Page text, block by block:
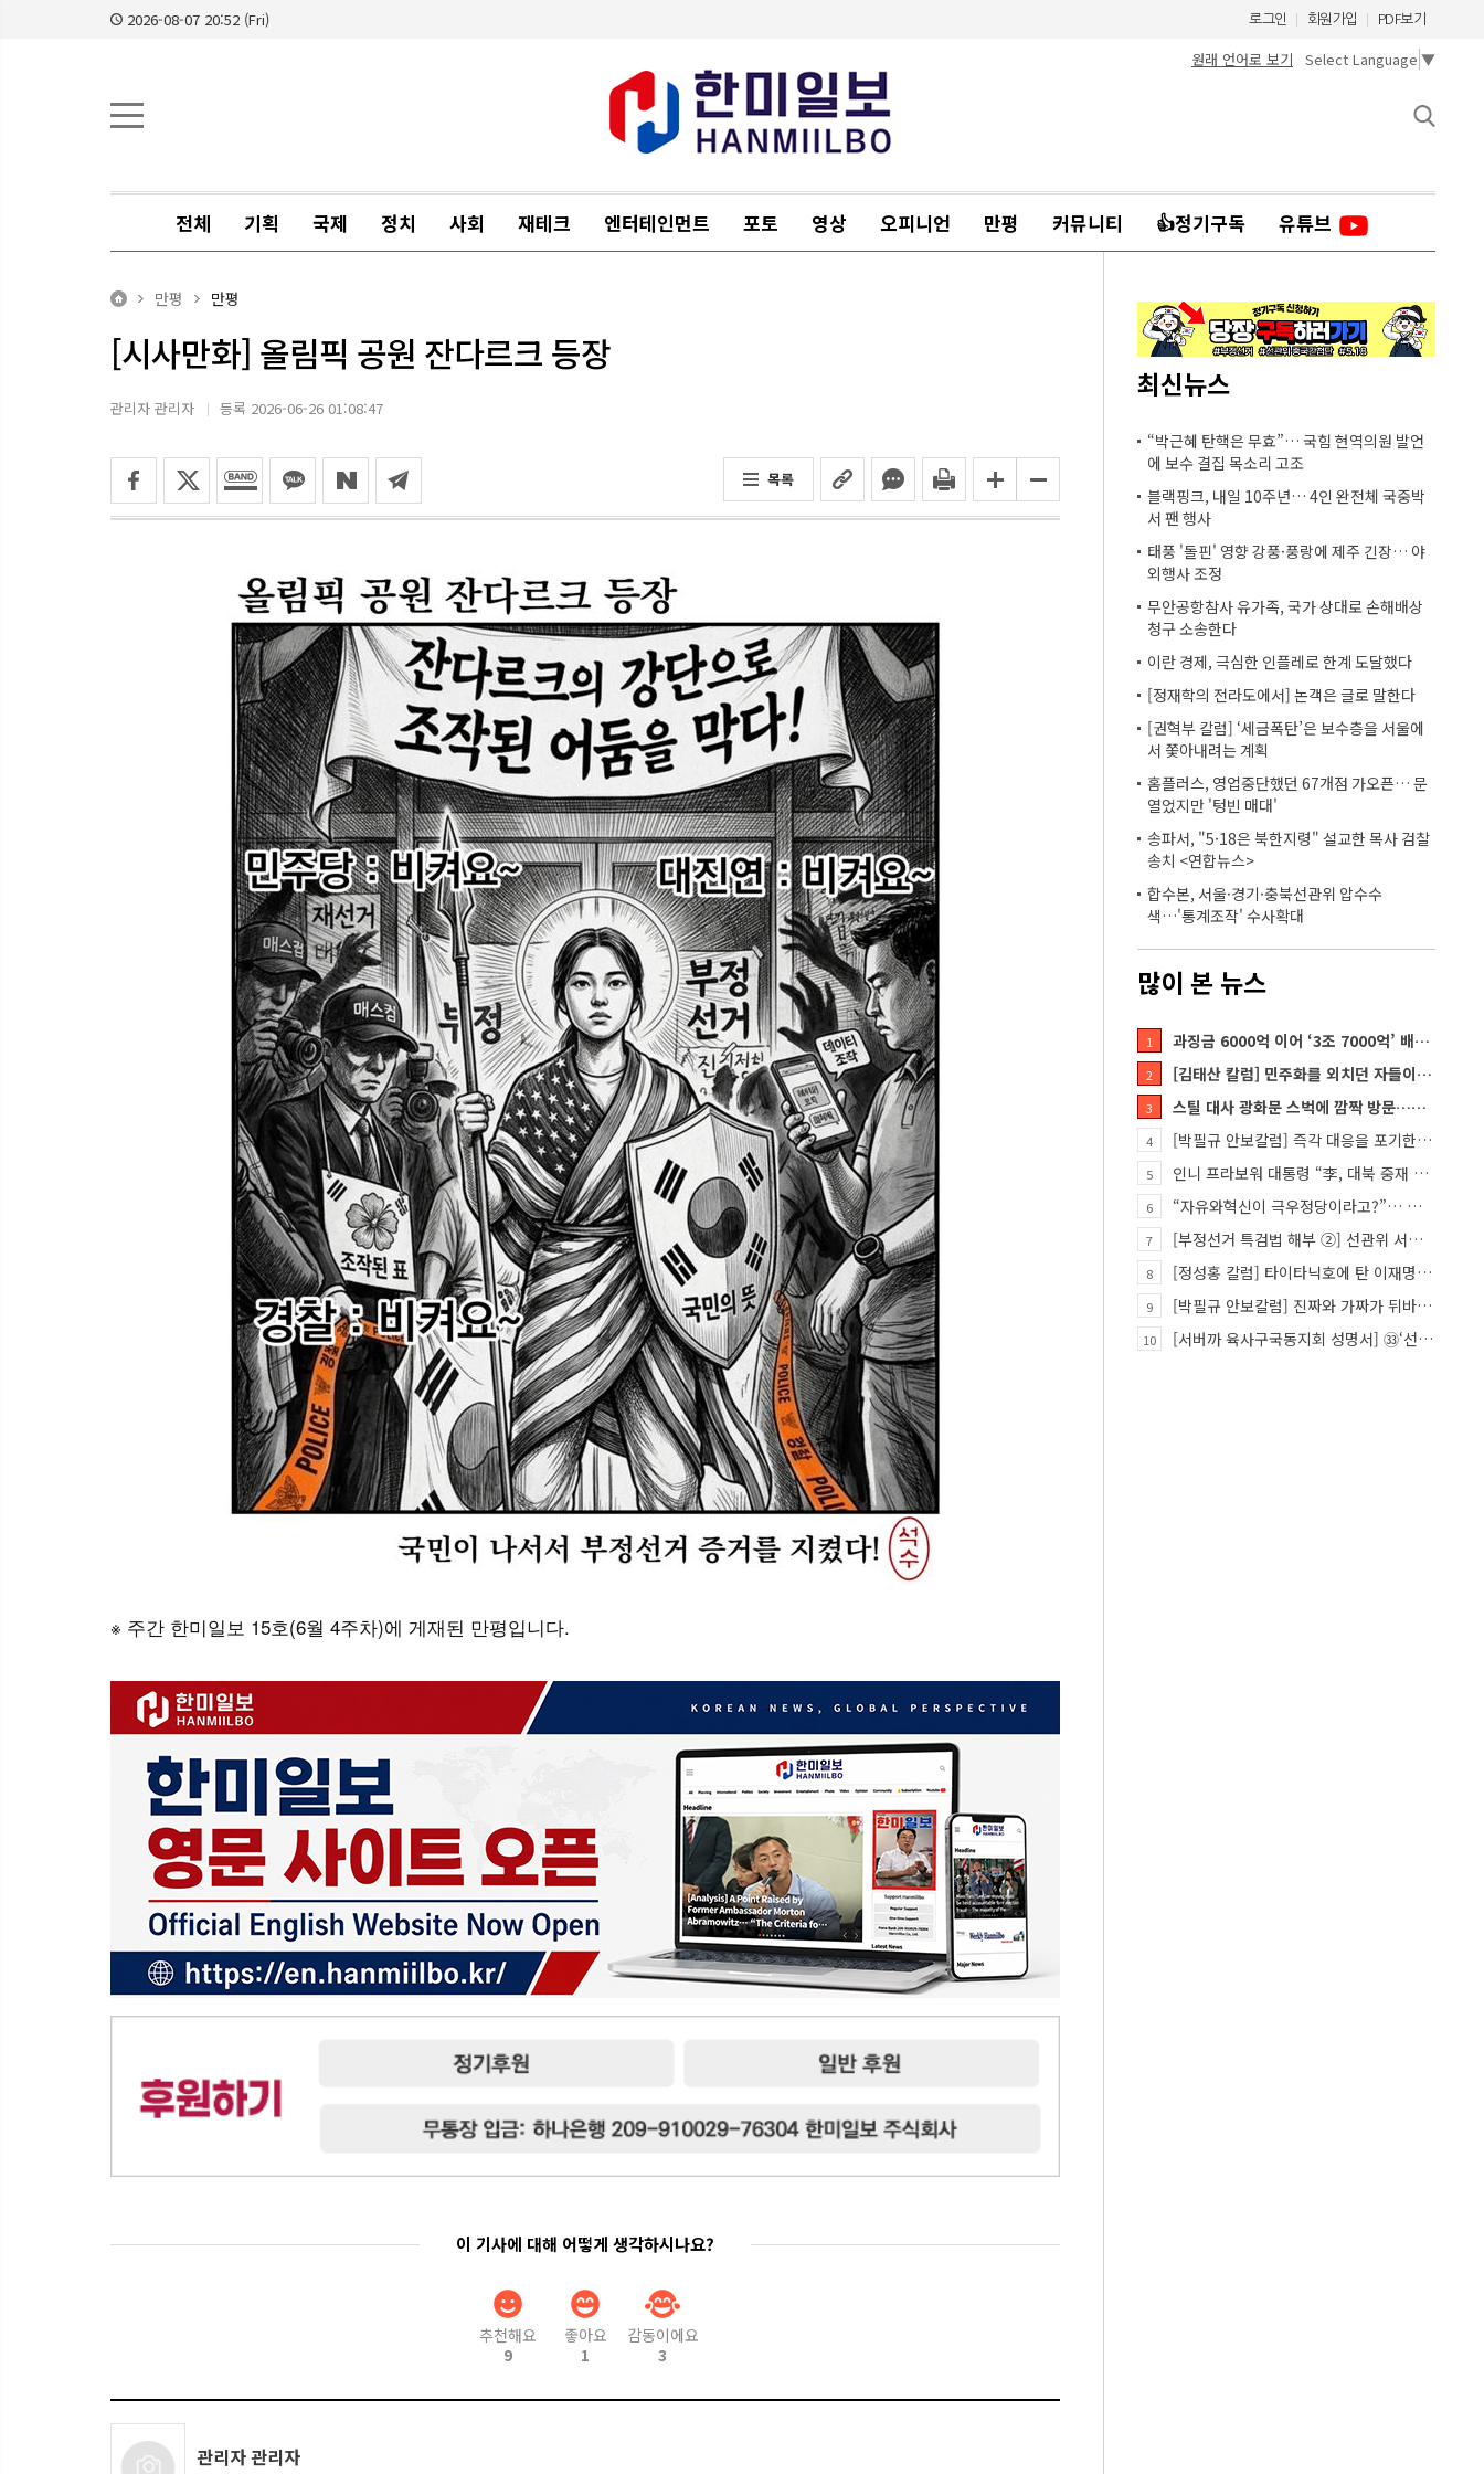
2026-08-07 20:52 (Fri) 로그인 회원가입 PDF보기
원래 언어로 보기 Select Language ▼
전체 기획 국제 정치 사회 재테크 엔터테인먼트 포토 영상 오피니언 만평 커뮤니티 👍정기구독 유튜브
만평 만평
[시사만화] 올림픽 공원 잔다르크 등장
관리자 관리자 등록 2026-06-26 01:08:47
목록
※ 주간 한미일보 15호(6월 4주차)에 게재된 만평입니다.
이 기사에 대해 어떻게 생각하시나요?
추천해요
9
좋아요
1
감동이에요
3
관리자 관리자
최신뉴스
“박근혜 탄핵은 무효”… 국힘 현역의원 발언
에 보수 결집 목소리 고조
블랙핑크, 내일 10주년… 4인 완전체 국중박
서 팬 행사
태풍 '돌핀' 영향 강풍·풍랑에 제주 긴장… 야
외행사 조정
무안공항참사 유가족, 국가 상대로 손해배상
청구 소송한다
이란 경제, 극심한 인플레로 한계 도달했다
[정재학의 전라도에서] 논객은 글로 말한다
[권혁부 칼럼] ‘세금폭탄’은 보수층을 서울에
서 쫓아내려는 계획
홈플러스, 영업중단했던 67개점 가오픈… 문
열었지만 '텅빈 매대'
송파서, "5·18은 북한지령" 설교한 목사 검찰
송치 <연합뉴스>
합수본, 서울·경기·충북선관위 압수수
색…'통계조작' 수사확대
많이 본 뉴스
1 과징금 6000억 이어 ‘3조 7000억’ 배상 폭탄… 쿠팡 때리기에 한미 통상 ‘초비상’
2 [김태산 칼럼] 민주화를 외치던 자들이 대한민국의 적이고 간첩이었다
3 스틸 대사 광화문 스벅에 깜짝 방문…메시지?
4 [박필규 안보칼럼] 즉각 대응을 포기한 군(軍)은 생존할 수 없다
5 인니 프라보워 대통령 “李, 대북 중재 요청했다”
6 “자유와혁신이 극우정당이라고?”… 민경욱, 중앙일보 직격
7 [부정선거 특검법 해부 ②] 선관위 서버·우정본부 기록까지…‘증거를 끌어오는 칼’
8 [정성홍 칼럼] 타이타닉호에 탄 이재명 정권
9 [박필규 안보칼럼] 진짜와 가짜가 뒤바뀐 혼돈의 시대, 안보 파탄은 막아야
10 [서버까 육사구국동지회 성명서] ㉝‘선관위 특검’은 ‘부정선거 특검’으로 명명하고 박주현 변호사를 ‘특검…